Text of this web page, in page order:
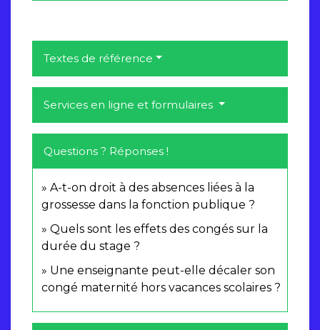
Textes de référence
Services en ligne et formulaires
Questions ? Réponses !
A-t-on droit à des absences liées à la
grossesse dans la fonction publique ?
Quels sont les effets des congés sur la
durée du stage ?
Une enseignante peut-elle décaler son
congé maternité hors vacances scolaires ?